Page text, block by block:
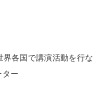
各国で講演活動を行な
ター